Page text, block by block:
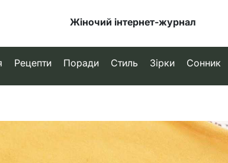
Жіночий інтернет-журнал
Рецепти Поради Стиль Зірки Сонник